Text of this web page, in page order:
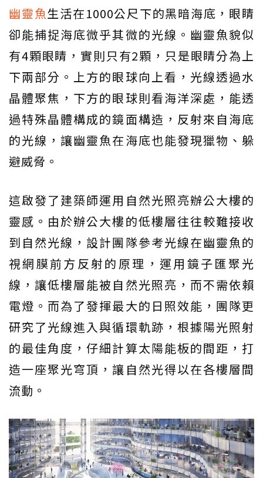
幽靈魚生活在1000公尺下的黑暗海底，眼睛
卻能捕捉海底微乎其微的光線。幽靈魚貌似
有4顆眼睛，實則只有2顆，只是眼睛分為上
下兩部分。上方的眼球向上看，光線透過水
晶體聚焦，下方的眼球則看海洋深處，能透
過特殊晶體構成的鏡面構造，反射來自海底
的光線，讓幽靈魚在海底也能發現獵物、躲
避威脅。
這啟發了建築師運用自然光照亮辦公大樓的
靈感。由於辦公大樓的低樓層往往較難接收
到自然光線，設計團隊參考光線在幽靈魚的
視網膜前方反射的原理，運用鏡子匯聚光
線，讓低樓層能被自然光照亮，而不需依賴
電燈。而為了發揮最大的日照效能，團隊更
研究了光線進入與循環軌跡，根據陽光照射
的最佳角度，仔細計算太陽能板的間距，打
造一座聚光穹頂，讓自然光得以在各樓層間
流動。